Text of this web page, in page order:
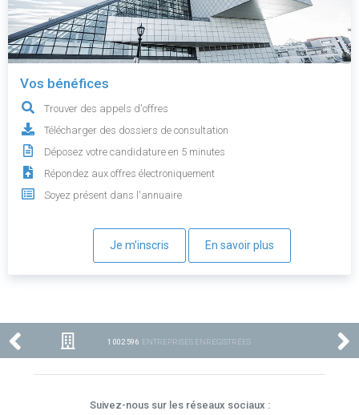
Vos bénéfices
Trouver des appels d'offres
Télécharger des dossiers de consultation
Déposez votre candidature en 5 minutes
Répondez aux offres électroniquement
Soyez présent dans l'annuaire
Je m'inscris En savoir plus
1 002 596 ENTREPRISES ENREGISTRÉES
Suivez-nous sur les réseaux sociaux :